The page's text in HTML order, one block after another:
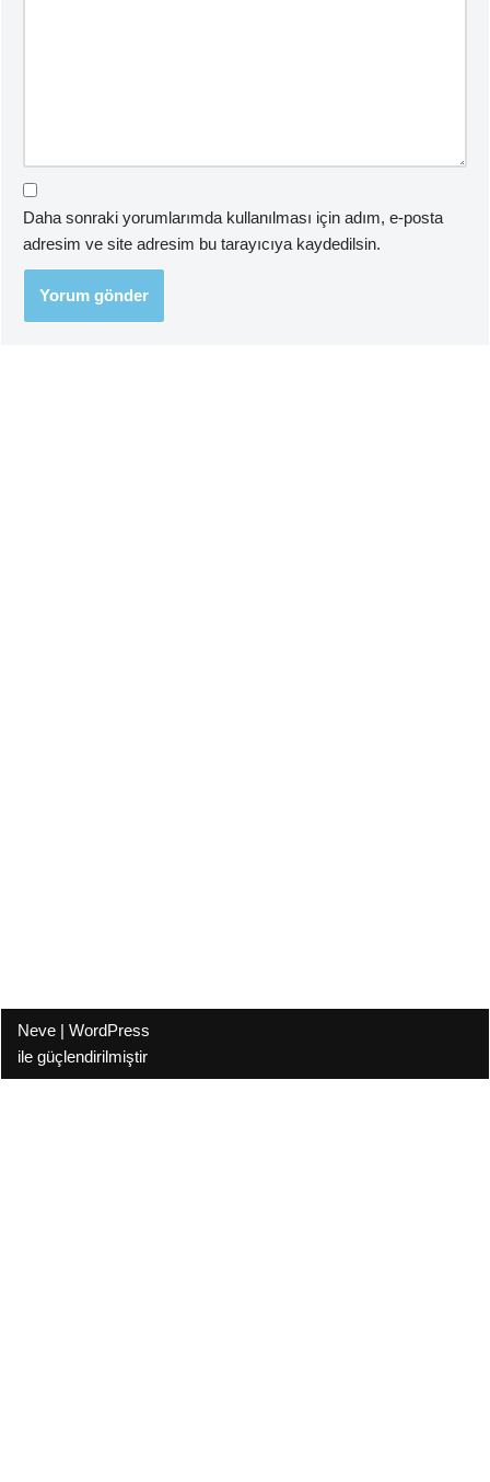
Daha sonraki yorumlarımda kullanılması için adım, e-posta
adresim ve site adresim bu tarayıcıya kaydedilsin.
Neve | WordPress
ile güçlendirilmiştir